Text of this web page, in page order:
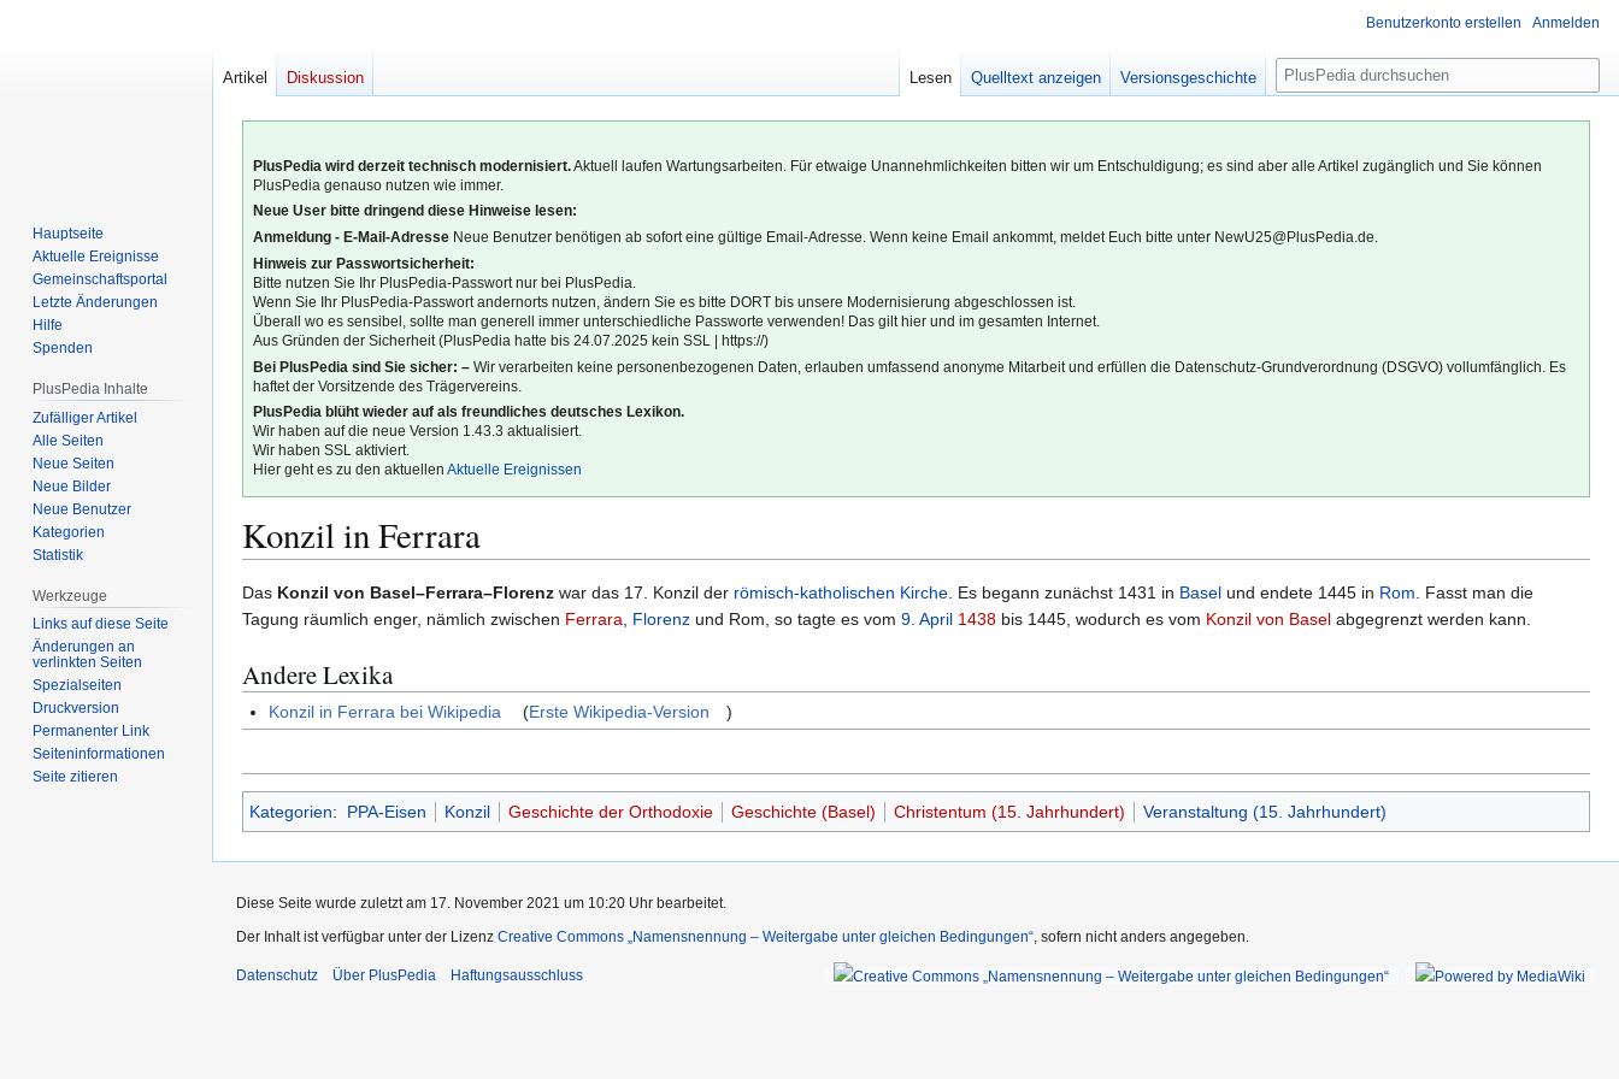
PlusPedia wird derzeit technisch modernisiert.Aktuell laufen Wartungsarbeiten. Für etwaige Unannehmlichkeiten bitten wir um Entschuldigung; es sind aber alle Artikel zugänglich und Sie können
PlusPedia genauso nutzen wie immer.
Neue User bitte dringend diese Hinweise lesen:
Anmeldung - E-Mail-Adresse Neue Benutzer benötigen ab sofort eine gültige Email-Adresse. Wenn keine Email ankommt, meldet Euch bitte unter NewU25@PlusPedia.de.
Hinweis zur Passwortsicherheit:
Bitte nutzen Sie Ihr PlusPedia-Passwort nur bei PlusPedia.
Wenn Sie Ihr PlusPedia-Passwort andernorts nutzen, ändern Sie es bitte DORT bis unsere Modernisierung abgeschlossen ist.
Überall wo es sensibel, sollte man generell immer unterschiedliche Passworte verwenden! Das gilt hier und im gesamten Internet.
Aus Gründen der Sicherheit (PlusPedia hatte bis 24.07.2025 kein SSL | https://)
Bei PlusPedia sind Sie sicher: – Wir verarbeiten keine personenbezogenen Daten, erlauben umfassend anonyme Mitarbeit und erfüllen die Datenschutz-Grundverordnung (DSGVO) vollumfänglich. Es
haftet der Vorsitzende des Trägervereins.
PlusPedia blüht wieder auf als freundliches deutsches Lexikon.
Wir haben auf die neue Version 1.43.3 aktualisiert.
Wir haben SSL aktiviert.
Hier geht es zu den aktuellenAktuelle Ereignissen
Konzil in Ferrara
Zur
Navigation
Zur
Suche
Das Konzil von Basel–Ferrara–Florenz war das 17. Konzil der römisch-katholischen Kirche . Es begann zunächst 1431 in Basel und endete 1445 in Rom . Fasst man die
Tagung räumlich enger, nämlich zwischen Ferrara Florenz und Rom, so tagte es vom 9. April 1438 bis 1445, wodurch es vom Konzil von Basel abgegrenzt werden kann.
Andere Lexika
Konzil in Ferrara bei Wikipedia (Erste Wikipedia-Version )
Kategorien: PPA-Eisen Konzil Geschichte der Orthodoxie Geschichte (Basel) Christentum (15. Jahrhundert) Veranstaltung (15. Jahrhundert)
Benutzerkonto erstellen Anmelden
Artikel Diskussion Lesen Quelltext anzeigen Versionsgeschichte
S
u
c
e
Hauptseite
Aktuelle Ereignisse
Gemeinschafts­portal
Letzte Änderungen
Hilfe
Spenden
PlusPedia Inhalte
Zufälliger Artikel
Alle Seiten
Neue Seiten
Neue Bilder
Neue Benutzer
Kategorien
Statistik
Werkzeuge
Links auf diese Seite
Änderungen an
verlinkten Seiten
Spezialseiten
Druckversion
Permanenter Link
Seiten­­informationen
Seite zitieren
Diese Seite wurde zuletzt am 17. November 2021 um 10:20 Uhr bearbeitet.
Der Inhalt ist verfügbar unter der Lizenz Creative Commons „Namensnennung – Weitergabe unter gleichen Bedingungen“, sofern nicht anders angegeben.
Datenschutz Über PlusPedia Haftungsausschluss